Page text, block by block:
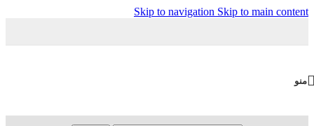
Skip to navigation Skip to main content
منو